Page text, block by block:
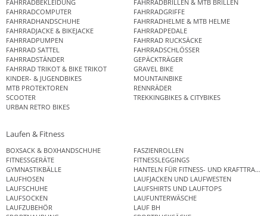
FAHRRADBEKLEIDUNG
FAHRRADBRILLEN & MTB BRILLEN
FAHRRADCOMPUTER
FAHRRADGRIFFE
FAHRRADHANDSCHUHE
FAHRRADHELME & MTB HELME
FAHRRADJACKE & BIKEJACKE
FAHRRADPEDALE
FAHRRADPUMPEN
FAHRRAD RUCKSÄCKE
FAHRRAD SATTEL
FAHRRADSCHLÖSSER
FAHRRADSTÄNDER
GEPÄCKTRÄGER
FAHRRAD TRIKOT & BIKE TRIKOT
GRAVEL BIKE
KINDER- & JUGENDBIKES
MOUNTAINBIKE
MTB PROTEKTOREN
RENNRÄDER
SCOOTER
TREKKINGBIKES & CITYBIKES
URBAN RETRO BIKES
Laufen & Fitness
BOXSACK & BOXHANDSCHUHE
FASZIENROLLEN
FITNESSGERÄTE
FITNESSLEGGINGS
GYMNASTIKBÄLLE
HANTELN FÜR FITNESS- UND
LAUFHOSEN
LAUFJACKEN UND LAUFWESTEN
LAUFSCHUHE
LAUFSHIRTS UND LAUFTOPS
LAUFSOCKEN
LAUFUNTERWÄSCHE
LAUFZUBEHÖR
LAUF BH